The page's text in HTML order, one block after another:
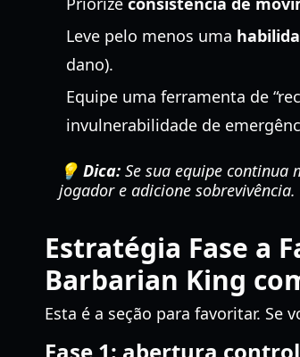
Leve pelo menos uma
dano).
Equipe uma ferramenta de
invulnerabilidade de
💡 Dica: Se sua equipe continua
jogador e adicione
Estratégia Fase a
Barbarian King
Esta é a seção para favoritar. Se